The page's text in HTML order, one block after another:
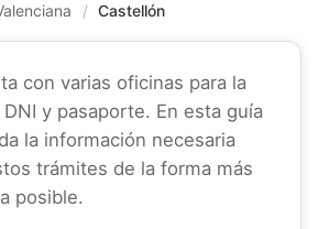
/ Castellón
con varias oficinas para la
y pasaporte. En esta guía
la información necesaria
trámites de la forma más
posible.